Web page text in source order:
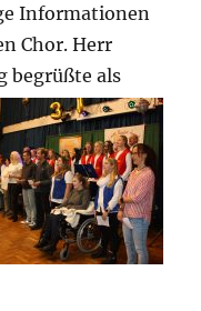
Informationen
Chor. Herr
begrüßte als